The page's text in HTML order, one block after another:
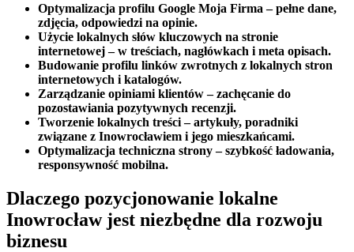
Optymalizacja profilu Google Moja Firma – pełne dane,
zdjęcia, odpowiedzi na opinie.
Użycie lokalnych słów kluczowych na stronie
internetowej – w treściach, nagłówkach i meta opisach.
Budowanie profilu linków zwrotnych z lokalnych stron
internetowych i katalogów.
Zarządzanie opiniami klientów – zachęcanie do
pozostawiania pozytywnych recenzji.
Tworzenie lokalnych treści – artykuły, poradniki
związane z Inowrocławiem i jego mieszkańcami.
Optymalizacja techniczna strony – szybkość ładowania,
responsywność mobilna.
Dlaczego pozycjonowanie lokalne
Inowrocław jest niezbędne dla rozwoju
biznesu